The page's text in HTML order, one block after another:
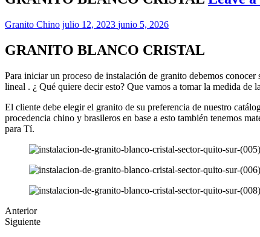
Granito Chino julio 12, 2023 junio 5, 2026
GRANITO BLANCO CRISTAL
Para iniciar un proceso de instalación de granito debemos
lineal . ¿ Qué quiere decir esto? Que vamos a tomar la medida de
El cliente debe elegir el granito de su preferencia de nuestro
procedencia chino y brasileros en base a esto también tenemos
para Tí.
Anterior
Siguiente